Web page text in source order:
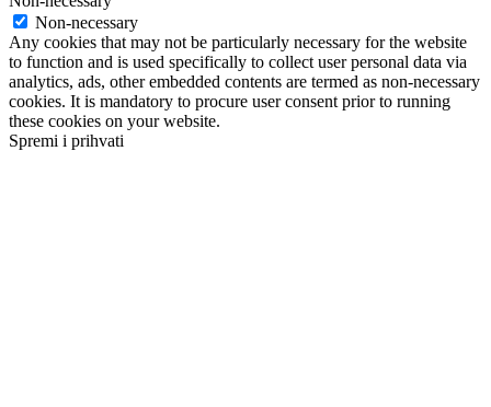
Non-necessary
Any cookies that may not be particularly necessary for the website
to function and is used specifically to collect user personal data via
analytics, ads, other embedded contents are termed as non-necessary
cookies. It is mandatory to procure user consent prior to running
these cookies on your website.
Spremi i prihvati